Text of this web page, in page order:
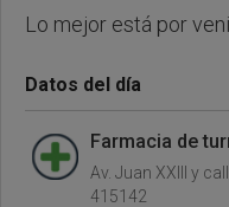
Lo mejor está por
Datos del día
Farmacia de
Av. Juan XXIII y
415142